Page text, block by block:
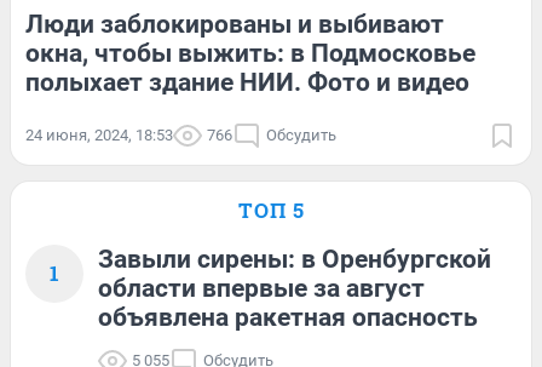
Люди заблокированы и выбивают
окна, чтобы выжить: в Подмосковье
полыхает здание НИИ. Фото и видео
24 июня, 2024, 18:53 766 Обсудить
ТОП 5
1
Завыли сирены: в Оренбургской
области впервые за август
объявлена ракетная опасность
5 055 Обсудить